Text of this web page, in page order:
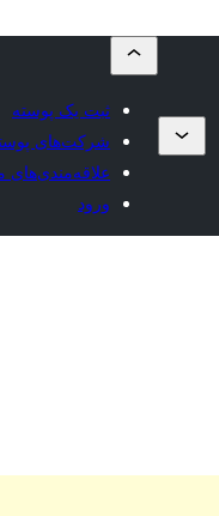
ثبت یک پوسته
شرکت‌های
علاقه‌مندی‌های
ورود